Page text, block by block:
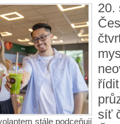
stále podceňují
20.
síť